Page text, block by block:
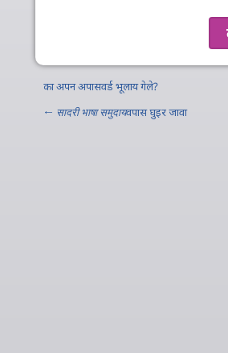
का अपन अपासवर्ड भूलाय गेले?
← सादरी भाषा समुदायवपास घुइर जावा